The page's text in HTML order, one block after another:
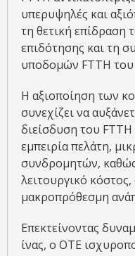
υπερυψηλές και
τη θετική
επιδότησης και τη
υποδομών FTTH
Η αξιοποίηση των
συνεχίζει να
διείσδυση του
εμπειρία πελάτη,
συνδρομητών,
λειτουργικό
μακροπρόθεσμη
Επεκτείνοντας
ίνας, ο ΟΤΕ